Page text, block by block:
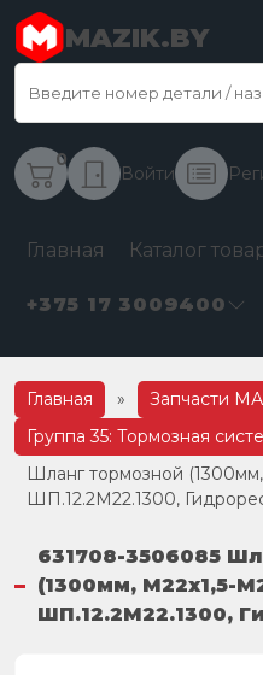
MAZIK.BY
0
Войти
Главная Каталог
+375 17 3009400
Главная » Запчасти
Группа 35: Тормозная
Шланг тормозной (1300мм,
ШП.12.2М22.1300,
631708-3506085
(1300мм, М22х1,5-
ШП.12.2М22.1300,